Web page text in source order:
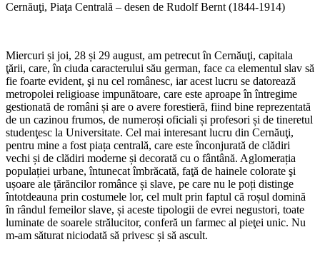
Cernăuţi, Piaţa Centrală – desen de Rudolf Bernt (1844-1914)
Miercuri și joi, 28 și 29 august, am petrecut în Cernăuţi, capitala
ţării, care, în ciuda caracterului său german, face ca elementul slav să
fie foarte evident, şi nu cel românesc, iar acest lucru se datorează
metropolei religioase impunătoare, care este aproape în întregime
gestionată de români și are o avere forestieră, fiind bine reprezentată
de un cazinou frumos, de numeroși oficiali și profesori și de tineretul
studenţesc la Universitate. Cel mai interesant lucru din Cernăuţi,
pentru mine a fost piața centrală, care este înconjurată de clădiri
vechi și de clădiri moderne și decorată cu o fântână. Aglomerația
populației urbane, întunecat îmbrăcată, faţă de hainele colorate şi
ușoare ale țărăncilor românce și slave, pe care nu le poți distinge
întotdeauna prin costumele lor, cel mult prin faptul că roșul domină
în rândul femeilor slave, și aceste tipologii de evrei negustori, toate
luminate de soarele strălucitor, conferă un farmec al pieţei unic. Nu
m-am săturat niciodată să privesc și să ascult.